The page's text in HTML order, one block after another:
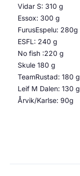
Vidar S: 310 g
Essox: 300 g
FurusEspelu: 280g
ESFL: 240 g
No fish :220 g
Skule 180 g
TeamRustad: 180 g
Leif M Dalen: 130 g
Årvik/Karlse: 90g